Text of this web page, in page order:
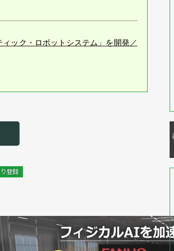
ック・ロボットシステム」を開発／
に／安川電機
／安川電機
装／安川電機
川電機
登録